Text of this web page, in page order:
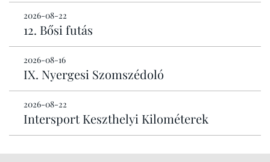
2026-08-22
12. Bősi futás
2026-08-16
IX. Nyergesi Szomszédoló
2026-08-22
Intersport Keszthelyi Kilométerek